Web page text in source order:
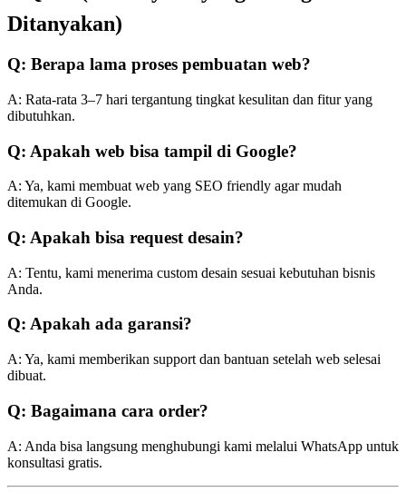
Ditanyakan)
Q: Berapa lama proses pembuatan web?
A: Rata-rata 3–7 hari tergantung tingkat kesulitan dan fitur yang
dibutuhkan.
Q: Apakah web bisa tampil di Google?
A: Ya, kami membuat web yang SEO friendly agar mudah
ditemukan di Google.
Q: Apakah bisa request desain?
A: Tentu, kami menerima custom desain sesuai kebutuhan bisnis
Anda.
Q: Apakah ada garansi?
A: Ya, kami memberikan support dan bantuan setelah web selesai
dibuat.
Q: Bagaimana cara order?
A: Anda bisa langsung menghubungi kami melalui WhatsApp untuk
konsultasi gratis.